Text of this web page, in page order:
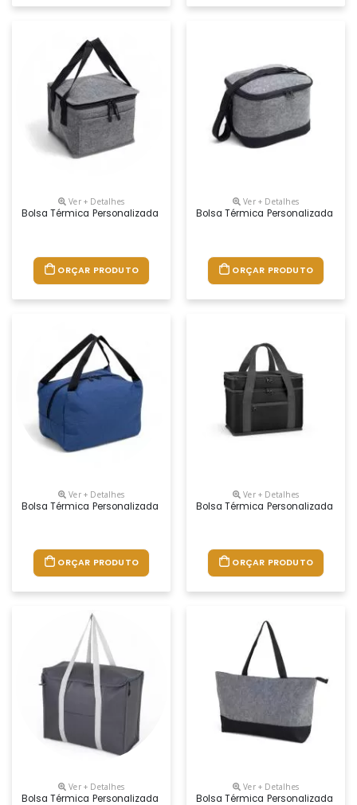
Ver + Detalhes
Bolsa Térmica Personalizada
ORÇAR PRODUTO
Ver + Detalhes
Bolsa Térmica Personalizada
ORÇAR PRODUTO
Ver + Detalhes
Bolsa Térmica Personalizada
ORÇAR PRODUTO
Ver + Detalhes
Bolsa Térmica Personalizada
ORÇAR PRODUTO
Ver + Detalhes
Bolsa Térmica Personalizada
Ver + Detalhes
Bolsa Térmica Personalizada